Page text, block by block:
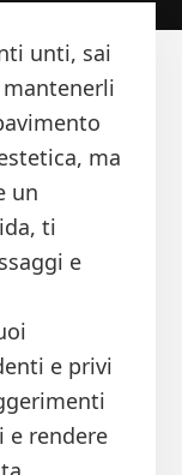
unti, sai
ma
un
ti
e
e privi
rendere